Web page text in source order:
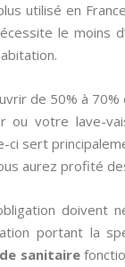
utilisé en
le moins
de 50% à
ou votre lave-
ci sert
aurez profité
doivent
portant la
sanitaire